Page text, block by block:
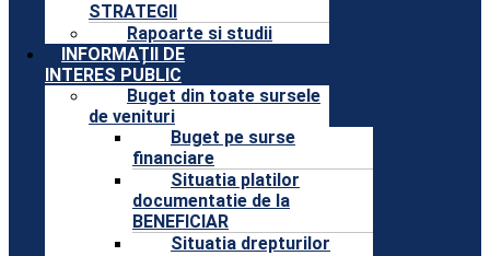
STRATEGII
Rapoarte si studii
INFORMAȚII DE
INTERES PUBLIC
Buget din toate sursele
de venituri
Buget pe surse
financiare
Situatia platilor
documentatie de la
BENEFICIAR
Situatia drepturilor